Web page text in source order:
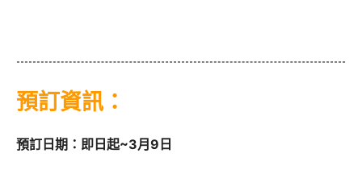
預訂資訊：
預訂日期：即日起~3月9日